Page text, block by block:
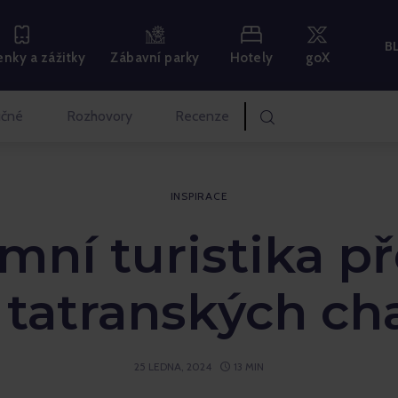
a zážitky Zábavní parky Hotely goX
Rozhovory Recenze
INSPIRACE
turistika
tatranských
25 LEDNA, 2024 13 MIN